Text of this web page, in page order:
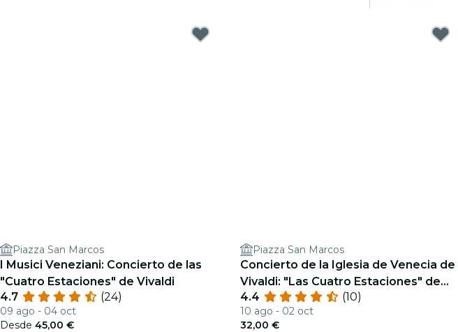
Piazza San Marcos
I Musici Veneziani: Concierto de las
"Cuatro Estaciones" de Vivaldi
4.7
(24)
09 ago - 04 oct
Desde 45,00 €
Piazza San Marcos
Concierto de la Iglesia de Venecia de
Vivaldi: "Las Cuatro Estaciones" de
Vivaldi
4.4 (10)
10 ago - 02 oct
32,00 €